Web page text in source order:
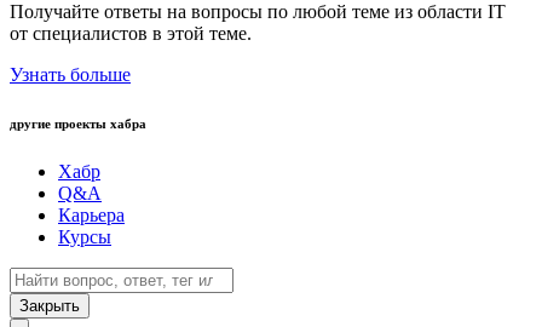
Получайте ответы на вопросы по любой теме из области IT
от специалистов в этой теме.
Узнать больше
другие проекты хабра
Хабр
Q&A
Карьера
Курсы
Закрыть